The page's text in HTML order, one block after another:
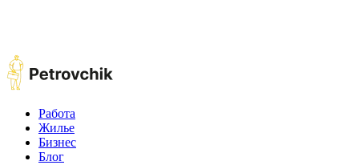
Работа
Жилье
Бизнес
Блог